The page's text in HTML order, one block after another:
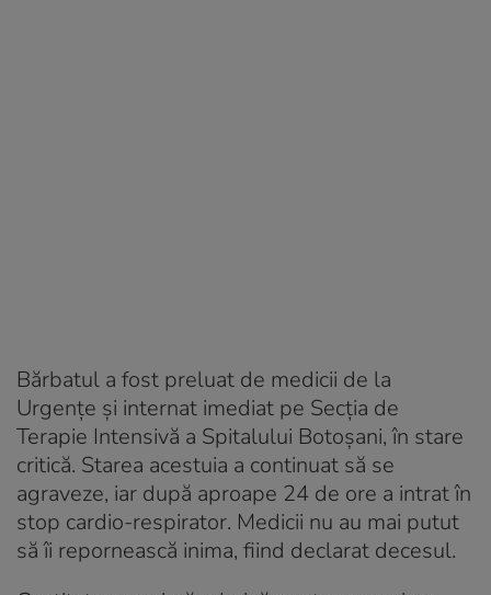
Bărbatul a fost preluat de medicii de la
Urgențe și internat imediat pe Secția de
Terapie Intensivă a Spitalului Botoșani, în stare
critică. Starea acestuia a continuat să se
agraveze, iar după aproape 24 de ore a intrat în
stop cardio-respirator. Medicii nu au mai putut
să îi repornească inima, fiind declarat decesul.